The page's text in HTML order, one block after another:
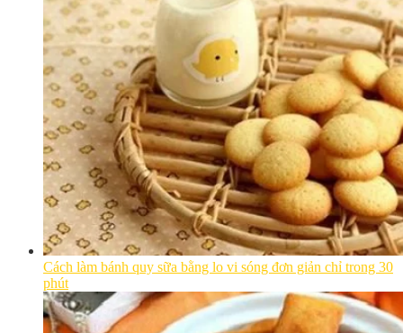
Cách làm bánh quy sữa bằng lo vi sóng đơn giản chỉ trong 30
phút